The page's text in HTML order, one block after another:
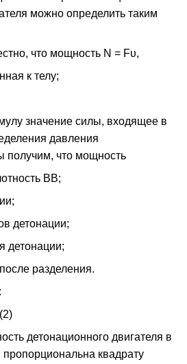
можно определить таким
что мощность N = Fυ,
к телу;
значение силы, входящее в
давления
получим, что мощность
ВВ;
детонации;
детонации;
разделения.
детонационного двигателя в
квадрату